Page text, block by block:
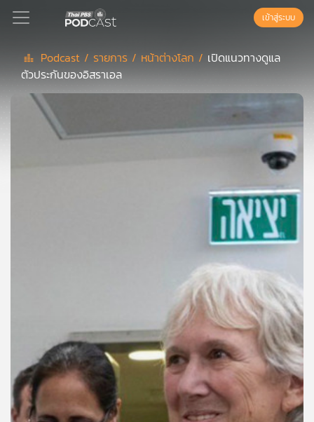
Podcast
เพลง
เข้าสู่ระบบ
Podcast / รายการ / หน้าต่างโลก / เปิดแนวทางดูแล
ตัวประกันของอิสราเอล